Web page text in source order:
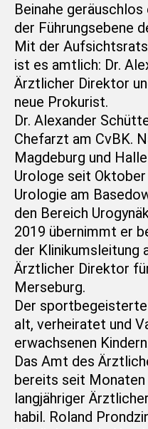
Beinahe
der Führungsebene
Mit der
ist es amtlich: Dr.
Ärztlicher Direktor
neue Prokurist.
Dr. Alexander
Chefarzt am CvBK.
Magdeburg und
Urologe seit
Urologie am
den Bereich
2019 übernimmt er
der
Ärztlicher Direktor
Merseburg.
Der
alt, verheiratet und
erwachsenen
Das Amt des
bereits seit Monaten
langjähriger
habil. Roland